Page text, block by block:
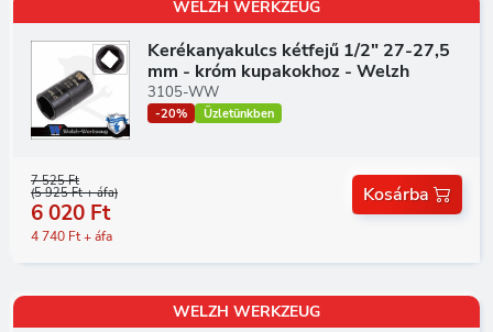
WELZH WERKZEUG
Kerékanyakulcs kétfejű 1/2" 27-27,5
mm - króm kupakokhoz - Welzh
3105-WW
-20% Üzletünkben
7 525 Ft
(5 925 Ft + áfa)
6 020 Ft
4 740 Ft + áfa
Kosárba
WELZH WERKZEUG